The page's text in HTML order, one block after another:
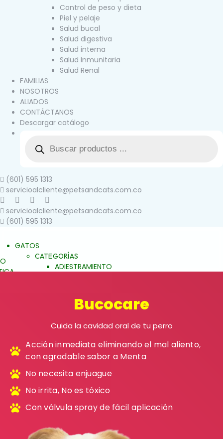
Control de peso y dieta
Piel y pelaje
Salud bucal
Salud digestiva
Salud interna
Salud Inmunitaria
Salud Renal
FAMILIAS
NOSOTROS
ALIADOS
CONTÁCTANOS
Descargar catálogo
(601) 595 1313
servicioalcliente@petsandcats.com.co
servicioalcliente@petsandcats.com.co
(601) 595 1313
GATOS
CATEGORÍAS
ADIESTRAMIENTO
JALEAS
JABONES
ESENCIAS FLORALES
PRODUCTOS PARA
ALERGIAS
ARTICULACIONES Y
MÚSCULOS
BELLEZA Y LIMPIEZA
CONDUCTA Y
COMPORTAMIENTO
CONTROL DE PESO
REPELENTE
Bucocare
Cuida la cavidad oral de tu perro
Acción inmediata eliminando el mal aliento,
con agradable sabor a Menta
No necesita enjuague
No irrita, No es tóxico
Con válvula spray de fácil aplicación